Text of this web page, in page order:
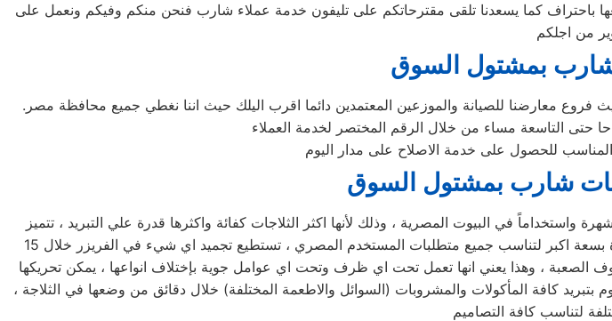
باحتراف كما يسعدنا تلقى مقترحاتكم على تليفون خدمة عملاء شارب فنحن منكم وفيكم ونعمل على
من اجلكم
بمشتول السوق
معارضنا للصيانة والموزعين المعتمدين دائما اقرب اليلك حيث اننا نغطي جميع محافظة مصر.
المناسب للحصول على خدمة الاصلاح على مدار اليوم
شارب بمشتول السوق
في البيوت المصرية ، وذلك لأنها اكثر الثلاجات كفائة واكثرها قدرة علي التبريد ، تتميز
ثلاجات شارب مشتول السوق بأحجامها المختلفة فمنها صغيرة الحجم بسعة كبيرة ومنها الكبيرة بسعة اكبر لتناسب جميع متطلبات المستخدم المصري ، تستطيع تجميد اي شيء في الفريزر خلال 15
الصعبة ، وهذا يعني انها تعمل تحت اي ظرف وتحت اي عوامل جوية بإختلاف انواعها ، يمكن تحريكها
كافة المأكولات والمشروبات (السوائل والاطعمة المختلفة) خلال دقائق من وضعها في الثلاجة ،